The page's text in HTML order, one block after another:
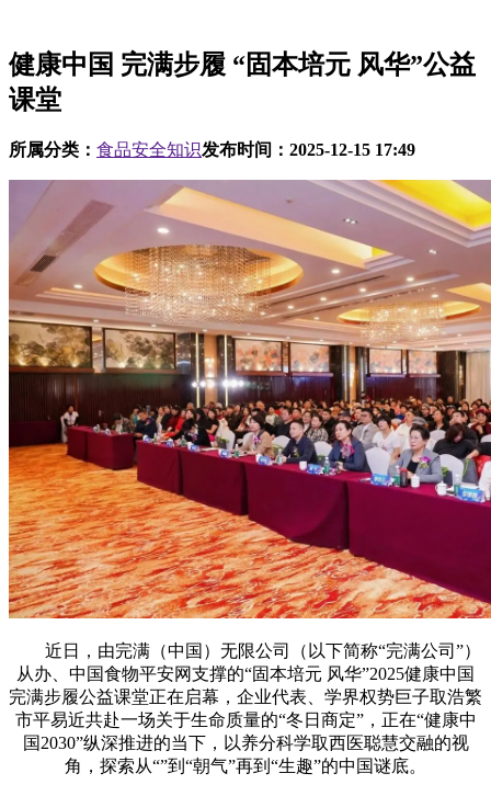
健康中国 完满步履 “固本培元 风华”公益
课堂
所属分类： 食品安全知识发布时间： 2025-12-15 17:49
近日，由完满（中国）无限公司（以下简称“完满公司”）
从办、中国食物平安网支撑的“固本培元 风华”2025健康中国
完满步履公益课堂正在启幕，企业代表、学界权势巨子取浩繁
市平易近共赴一场关于生命质量的“冬日商定”，正在“健康中
国2030”纵深推进的当下，以养分科学取西医聪慧交融的视
角，探索从“”到“朝气”再到“生趣”的中国谜底。